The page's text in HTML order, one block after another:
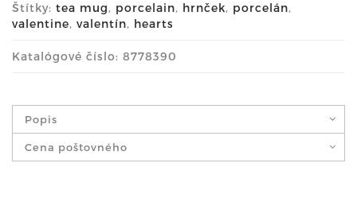
Štítky: tea mug, porcelain, hrnček, porcelán,
valentine, valentín, hearts
Katalógové číslo: 8778390
Popis
Cena poštovného